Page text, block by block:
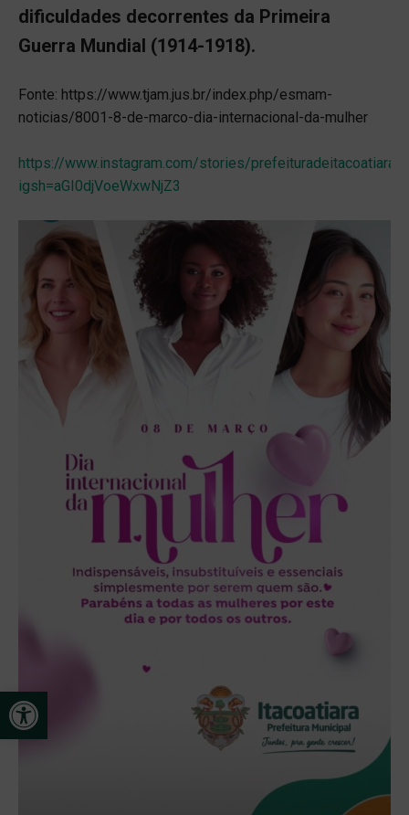
Open toolbar
dificuldades decorrentes da Primeira
Guerra Mundial (1914-1918).
Fonte: https://www.tjam.jus.br/index.php/esmam-
noticias/8001-8-de-marco-dia-internacional-da-mulher
https://www.instagram.com/stories/prefeituradeitacoatiara/
igsh=aGI0djVoeWxwNjZ3